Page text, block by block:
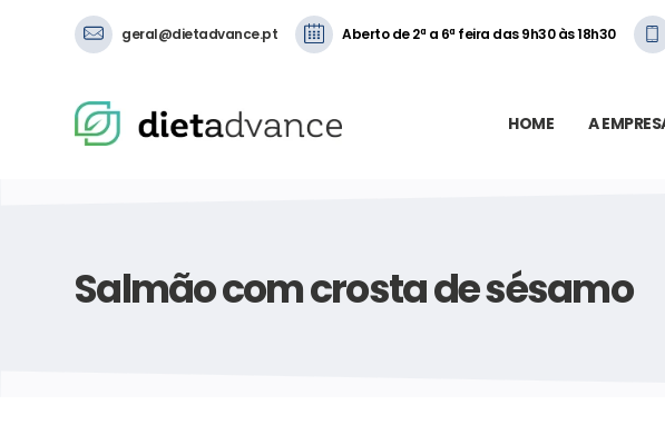
geral@dietadvance.pt Aberto de 2ª a 6ª feira das 9h30 às 18h30
HOME A
Salmão com crosta de sésamo